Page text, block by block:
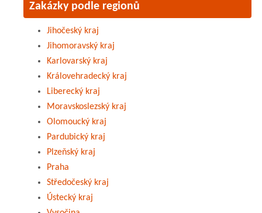
Zakázky podle regionů
Jihočeský kraj
Jihomoravský kraj
Karlovarský kraj
Královehradecký kraj
Liberecký kraj
Moravskoslezský kraj
Olomoucký kraj
Pardubický kraj
Plzeňský kraj
Praha
Středočeský kraj
Ústecký kraj